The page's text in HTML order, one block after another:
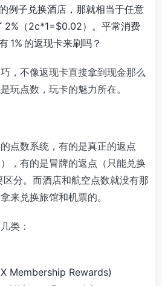
例子兑换酒店，那就相当于任意
2%（2c*1=$0.02）。平常消费
1% 的返现卡来刷吗？
，不像返现卡直接拿到现金那么
玩点数，玩卡的魅力所在。
点数系统，有的是真正的返点
，有的是冒牌的返点（只能兑换
区分。而酒店和航空点数就没有那
来兑换旅馆和机票的。
类：
Membership Rewards)